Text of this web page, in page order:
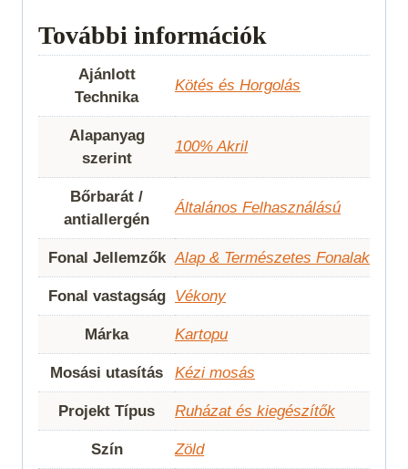
További információk
Ajánlott
Technika
Kötés és Horgolás
Alapanyag
szerint
100% Akril
Bőrbarát /
antiallergén
Általános Felhasználású
Fonal Jellemzők Alap & Természetes Fonalak
Fonal vastagság Vékony
Márka Kartopu
Mosási utasítás Kézi mosás
Projekt Típus Ruházat és kiegészítők
Szín Zöld